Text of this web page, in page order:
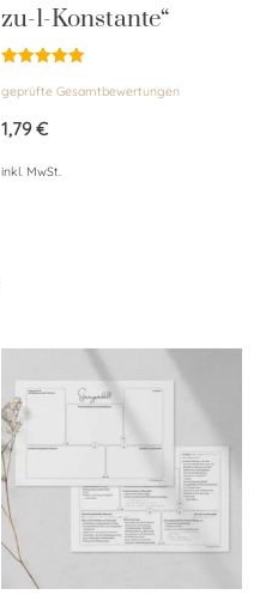
zu-1-Konstante“
mit
von 5
geprüfte Gesamtbewertungen
1,79€
inkl. MwSt.